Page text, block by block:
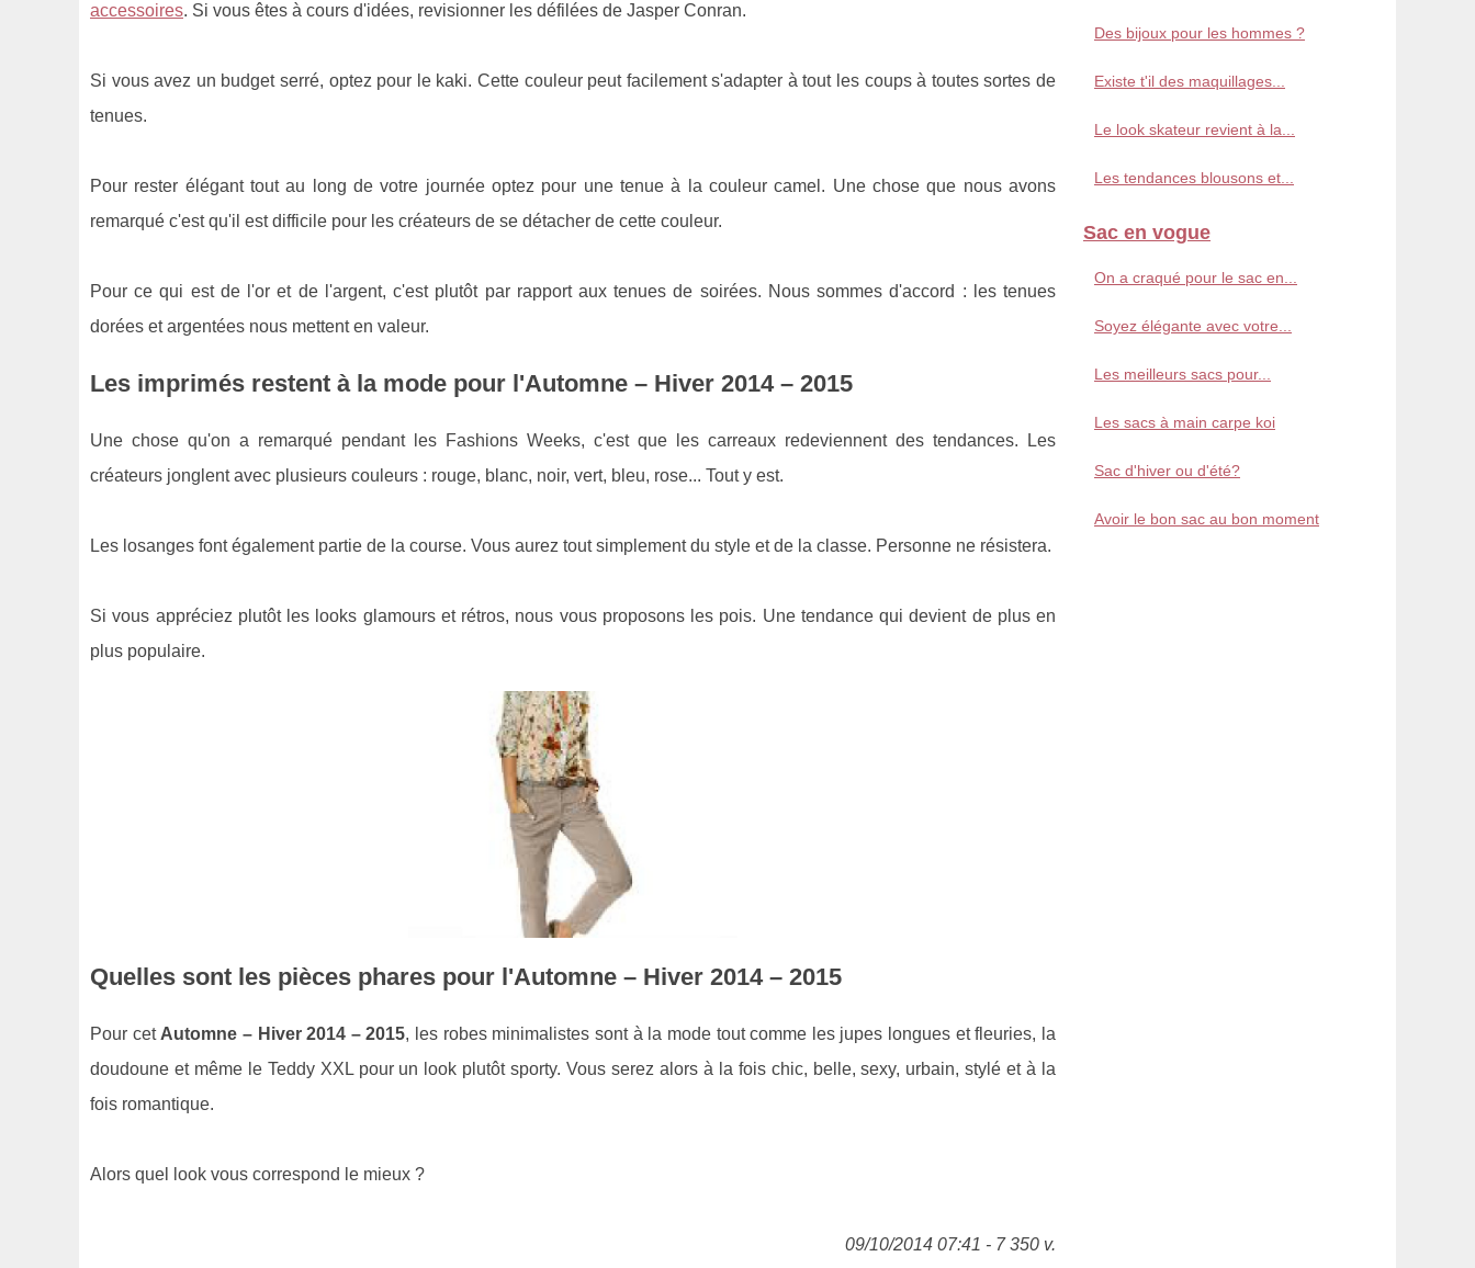
accessoires. Si vous êtes à cours d'idées, revisionner les défilées de Jasper Conran.
Si vous avez un budget serré, optez pour le kaki. Cette couleur peut facilement s'adapter à tout les coups à toutes sortes de
tenues.
Pour rester élégant tout au long de votre journée optez pour une tenue à la couleur camel. Une chose que nous avons
remarqué c'est qu'il est difficile pour les créateurs de se détacher de cette couleur.
Pour ce qui est de l'or et de l'argent, c'est plutôt par rapport aux tenues de soirées. Nous sommes d'accord : les tenues
dorées et argentées nous mettent en valeur.
Les imprimés restent à la mode pour l'Automne – Hiver 2014 – 2015
Une chose qu'on a remarqué pendant les Fashions Weeks, c'est que les carreaux redeviennent des tendances. Les
créateurs jonglent avec plusieurs couleurs : rouge, blanc, noir, vert, bleu, rose... Tout y est.
Les losanges font également partie de la course. Vous aurez tout simplement du style et de la classe. Personne ne résistera.
Si vous appréciez plutôt les looks glamours et rétros, nous vous proposons les pois. Une tendance qui devient de plus en
plus populaire.
Quelles sont les pièces phares pour l'Automne – Hiver 2014 – 2015
Pour cetAutomne – Hiver 2014 – 2015, les robes minimalistes sont à la mode tout comme les jupes longues et fleuries, la
doudoune et même le Teddy XXL pour un look plutôt sporty. Vous serez alors à la fois chic, belle, sexy, urbain, stylé et à la
fois romantique.
Alors quel look vous correspond le mieux ?
09/10/2014 07:41 - 7 350 v.
Des bijoux pour les hommes ?
Existe t'il des maquillages...
Le look skateur revient à la...
Les tendances blousons et...
Sac en vogue
On a craqué pour le sac en...
Soyez élégante avec votre...
Les meilleurs sacs pour...
Les sacs à main carpe koi
Sac d'hiver ou d'été?
Avoir le bon sac au bon moment